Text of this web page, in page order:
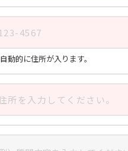
自動的に住所が入ります。